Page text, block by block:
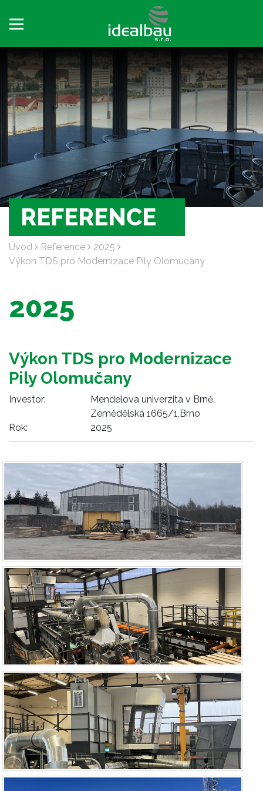
Úvod Reference
2025
Výkon TDS pro Modernizace Pily Olomučany
REFERENCE
2025
Výkon TDS pro Modernizace
Pily Olomučany
Investor:
Mendelova univerzita v Brně,
Zemědělská 1665/1,Brno
Rok:
2025